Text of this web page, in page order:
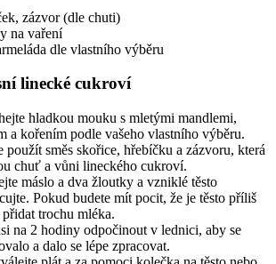
zázvor (dle chuti)
na vaření
dle vlastního výběru
linecké cukroví
hladkou mouku s mletými mandlemi,
a kořením podle vašeho vlastního výběru.
použít směs skořice, hřebíčku a zázvoru, která
chuť a vůni lineckého cukroví.
máslo a dva žloutky a vzniklé těsto
Pokud budete mít pocit, že je těsto příliš
přidat trochu mléka.
na 2 hodiny odpočinout v lednici, aby se
a dalo se lépe zpracovat.